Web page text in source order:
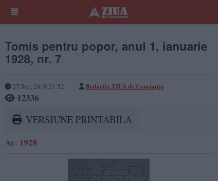
Tomis pentru popor, anul 1, ianuarie
1928, nr. 7
27 Sep, 2018 21:52 Redacţia ZIUA de Constanţa
12336
VERSIUNE PRINTABILA
An: 1928